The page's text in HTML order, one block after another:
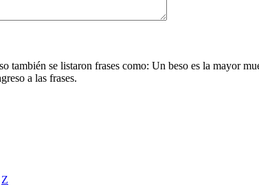
también se listaron frases como: Un beso es la mayor
a las frases.
Z